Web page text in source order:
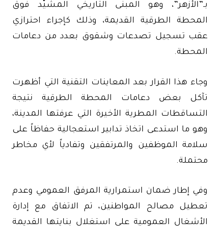
بـ”الأزهر”، وهو المبنى التاريخي المشيّد فوق
المحطة الطرقية القديمة، وذلك كإجراء احترازي
عقب تسجيل تصدعات وشقوق بعدد من دعامات
المحطة.
وجاء هذا القرار بعد المعاينات التقنية التي أظهرت
تآكل بعض دعامات المحطة الطرقية نتيجة
التساقطات المطرية الأخيرة التي عرفتها المدينة،
وهو ما استدعى اتخاذ تدابير استعجالية حفاظاً على
سلامة الموظفين والمرتفقين وتفادياً لأي مخاطر
محتملة.
وفي إطار ضمان استمرارية المرفق العمومي وعدم
تعطيل مصالح المواطنين، تم الاتفاق مع إدارة
الأشغال العمومية على استغلال بنايتها القديمة